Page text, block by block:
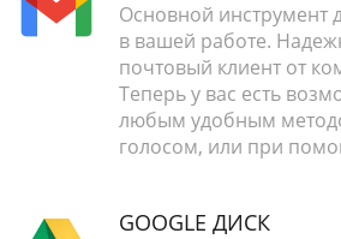
Основной инструмент
в вашей работе.
почтовый клиент от
Теперь у вас есть
любым удобным
голосом, или при
GOOGLE ДИСК